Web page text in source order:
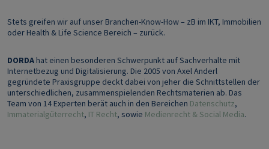
Stets greifen wir auf unser Branchen-Know-How – zB im IKT, Immobilien
oder Health & Life Science Bereich – zurück.
DORDA hat einen besonderen Schwerpunkt auf Sachverhalte mit
Internetbezug und Digitalisierung. Die 2005 von Axel Anderl
gegründete Praxisgruppe deckt dabei von jeher die Schnittstellen der
unterschiedlichen, zusammenspielenden Rechtsmaterien ab. Das
Team von 14 Experten berät auch in den Bereichen Datenschutz,
Immaterialgüterrecht, IT Recht, sowie Medienrecht & Social Media.